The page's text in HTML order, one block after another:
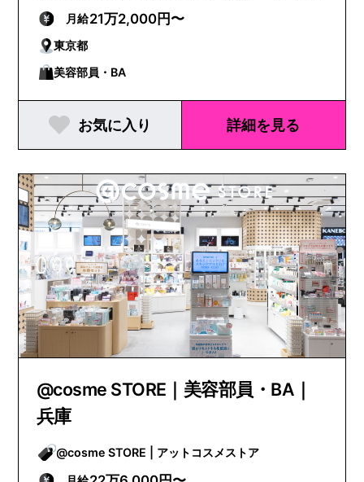
ィーズ
月給21万2,000円〜
東京都
美容部員・BA
お気に入り 詳細を見る
@cosme STORE｜美容部員・BA｜
兵庫
@cosme STORE | アットコスメストア